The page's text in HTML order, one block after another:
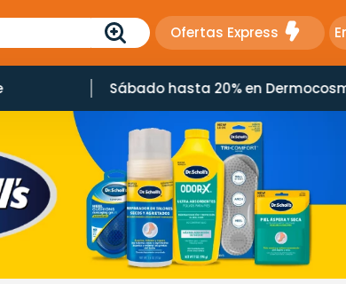
Ofertas Express
Sábado hasta 20% en